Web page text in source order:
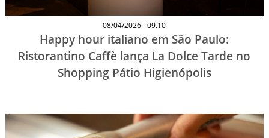
08/04/2026 - 09.10
Happy hour italiano em São Paulo:
Ristorantino Caffè lança La Dolce Tarde no
Shopping Pátio Higienópolis